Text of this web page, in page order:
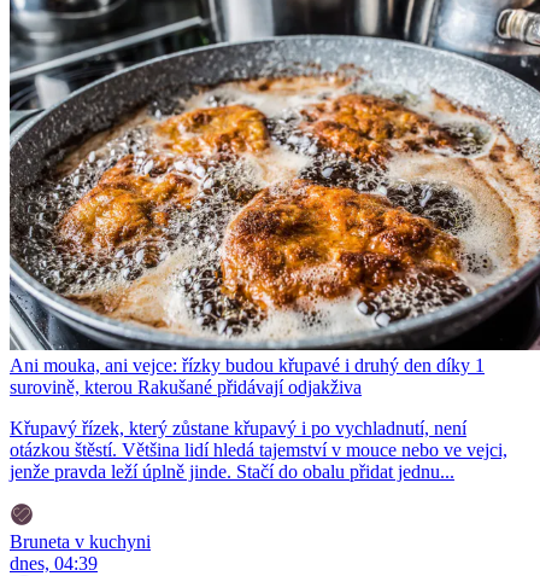
Ani mouka, ani vejce: řízky budou křupavé i druhý den díky 1
surovině, kterou Rakušané přidávají odjakživa
Křupavý řízek, který zůstane křupavý i po vychladnutí, není
otázkou štěstí. Většina lidí hledá tajemství v mouce nebo ve vejci,
jenže pravda leží úplně jinde. Stačí do obalu přidat jednu...
Bruneta v kuchyni
dnes, 04:39